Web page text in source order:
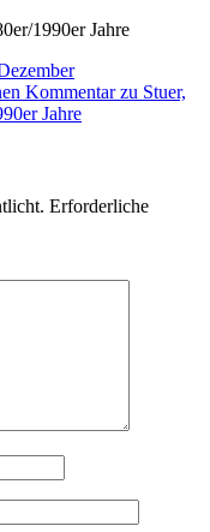
1990er Jahre
Kommentarzu Stuer,
Jahre
Erforderliche